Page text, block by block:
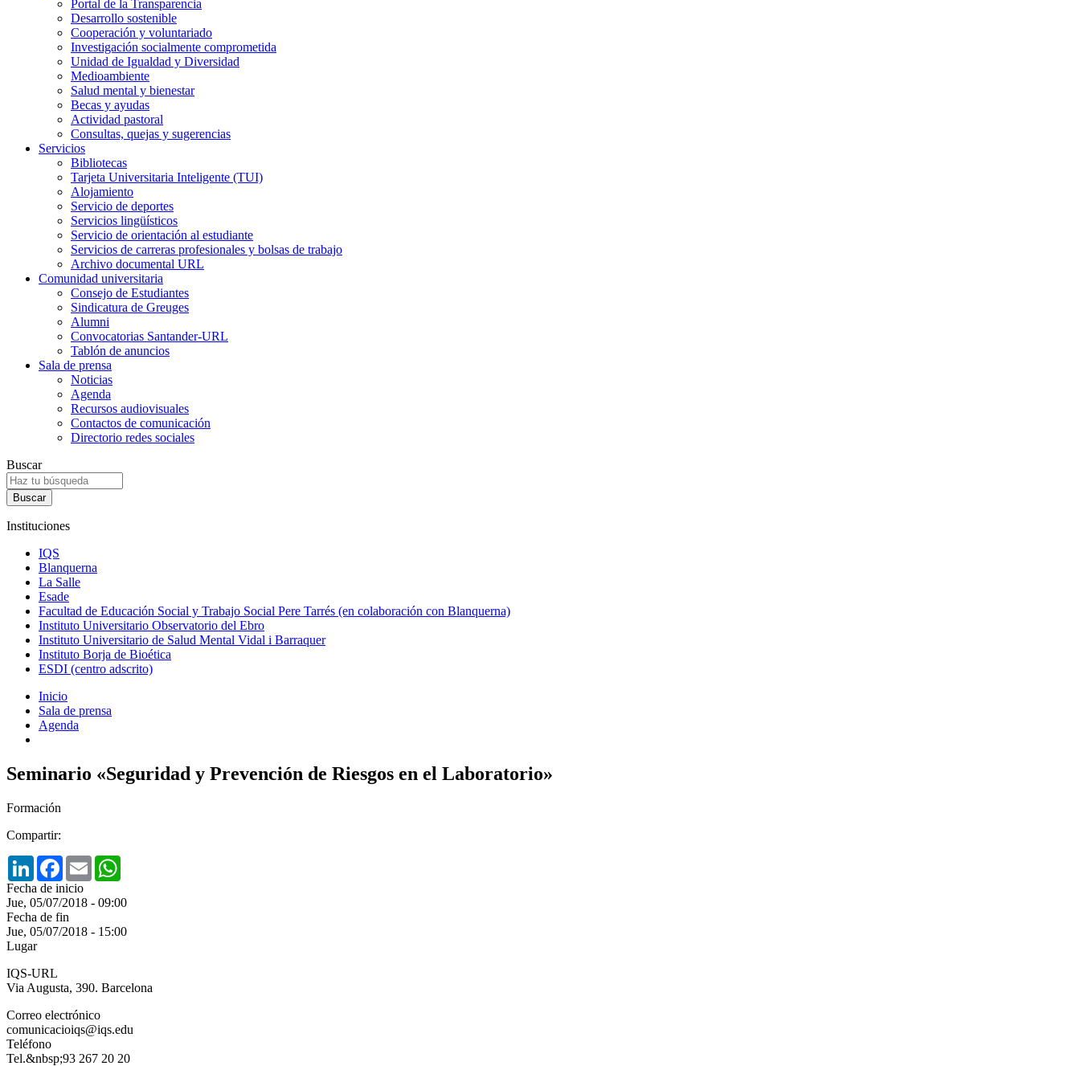
Portal de la Transparencia
Desarrollo sostenible
Cooperación y voluntariado
Investigación socialmente comprometida
Unidad de Igualdad y Diversidad
Medioambiente
Salud mental y bienestar
Becas y ayudas
Actividad pastoral
Consultas, quejas y sugerencias
Servicios
Bibliotecas
Tarjeta Universitaria Inteligente (TUI)
Alojamiento
Servicio de deportes
Servicios lingüísticos
Servicio de orientación al estudiante
Servicios de carreras profesionales y bolsas de trabajo
Archivo documental URL
Comunidad universitaria
Consejo de Estudiantes
Sindicatura de Greuges
Alumni
Convocatorias Santander-URL
Tablón de anuncios
Sala de prensa
Noticias
Agenda
Recursos audiovisuales
Contactos de comunicación
Directorio redes sociales
Buscar
Instituciones
IQS
Blanquerna
La Salle
Esade
Facultad de Educación Social y Trabajo Social Pere Tarrés (en colaboración con Blanquerna)
Instituto Universitario Observatorio del Ebro
Instituto Universitario de Salud Mental Vidal i Barraquer
Instituto Borja de Bioética
ESDI (centro adscrito)
Inicio
Sala de prensa
Agenda
Seminario «Seguridad y Prevención de Riesgos en el Laboratorio»
Formación
Compartir:
LinkedInFacebook
Email
Fecha de inicio
Jue, 05/07/2018 - 09:00
Fecha de fin
Jue, 05/07/2018 - 15:00
Lugar
IQS-URL
Via Augusta, 390. Barcelona
Correo electrónico
comunicacioiqs@iqs.edu
Teléfono
Tel.&nbsp;93 267 20 20